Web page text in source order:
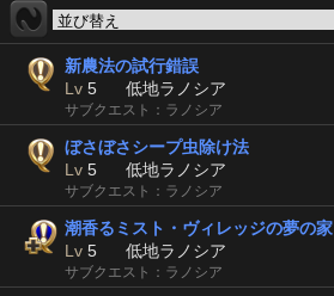
新農法の試行錯誤
Lv 5 低地ラノシア
サブクエスト：ラノシア
ぼさぼさシープ虫除け法
Lv 5 低地ラノシア
サブクエスト：ラノシア
潮香るミスト・ヴィレッジの夢の家
Lv 5 低地ラノシア
サブクエスト：ラノシア